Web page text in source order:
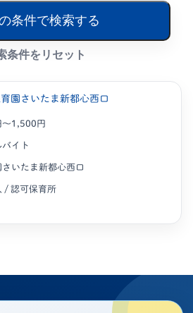
条件で検索する
条件をリセット
園さいたま新都心西口
〜1,500円
イト
いたま新都心西口
/ 認可保育所